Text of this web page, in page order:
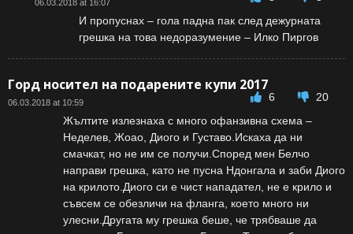
06.03.2018 at 16:07
И пропуснах – гола падна пак след дежурната
грешка на това недоразумение – Илко Пиргов
Горд носител на подарените купи 2017
06.03.2018 at 10:59 6
20
Жълтите излезнаха с много офанзивна схема –
Неделев, Жоао, Диого и Густаво.Искаха да ни
смачкат, но не им се получи.Според мен Белчо
направи грешка, като не пусна Ндонгала и заби Диого
на крилото.Диого си е чист нападател, не е крило и
съвсем се обезличи на фланга, което много ни
улесни.Другата му грешка беше, че трябваше да